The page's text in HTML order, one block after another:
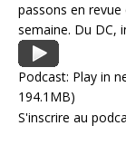
passons en
semaine. Du DC,
Podcast: Play in
194.1MB)
S'inscrire au